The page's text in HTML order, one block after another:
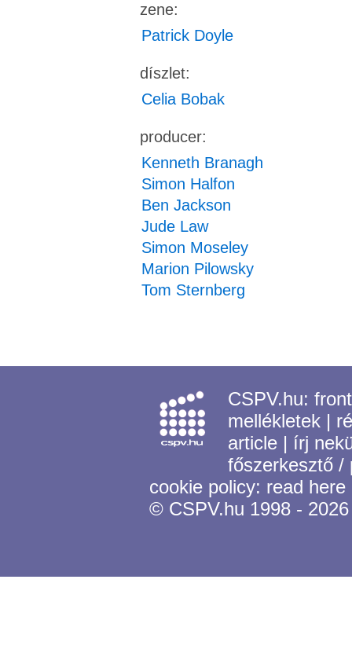
zene:
Patrick Doyle
díszlet:
Celia Bobak
producer:
Kenneth Branagh
Simon Halfon
Ben Jackson
Jude Law
Simon Moseley
Marion Pilowsky
Tom Sternberg
CSPV.hu:
mellékletek |
article | írj
főszerkesztő
cookie policy: read here
© CSPV.hu 1998 - 2026